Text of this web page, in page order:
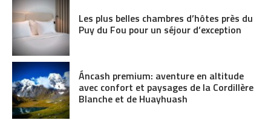
Les plus belles chambres d’hôtes près du
Puy du Fou pour un séjour d’exception
Áncash premium: aventure en altitude
avec confort et paysages de la Cordillère
Blanche et de Huayhuash